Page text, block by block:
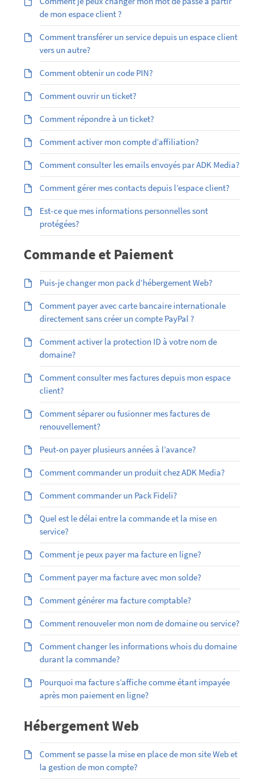
de mon espace client ?
Comment transférer un service depuis un espace client
vers un autre?
Comment obtenir un code PIN?
Comment ouvrir un ticket?
Comment répondre à un ticket?
Comment activer mon compte d’affiliation?
Comment consulter les emails envoyés par ADK Media?
Comment gérer mes contacts depuis l’espace client?
Est-ce que mes informations personnelles sont
protégées?
Commande et Paiement
Puis-je changer mon pack d’hébergement Web?
Comment payer avec carte bancaire internationale
directement sans créer un compte PayPal ?
Comment activer la protection ID à votre nom de
domaine?
Comment consulter mes factures depuis mon espace
client?
Comment séparer ou fusionner mes factures de
renouvellement?
Peut-on payer plusieurs années à l’avance?
Comment commander un produit chez ADK Media?
Comment commander un Pack Fideli?
Quel est le délai entre la commande et la mise en
service?
Comment je peux payer ma facture en ligne?
Comment payer ma facture avec mon solde?
Comment générer ma facture comptable?
Comment renouveler mon nom de domaine ou service?
Comment changer les informations whois du domaine
durant la commande?
Pourquoi ma facture s’affiche comme étant impayée
après mon paiement en ligne?
Hébergement Web
Comment se passe la mise en place de mon site Web et
la gestion de mon compte?